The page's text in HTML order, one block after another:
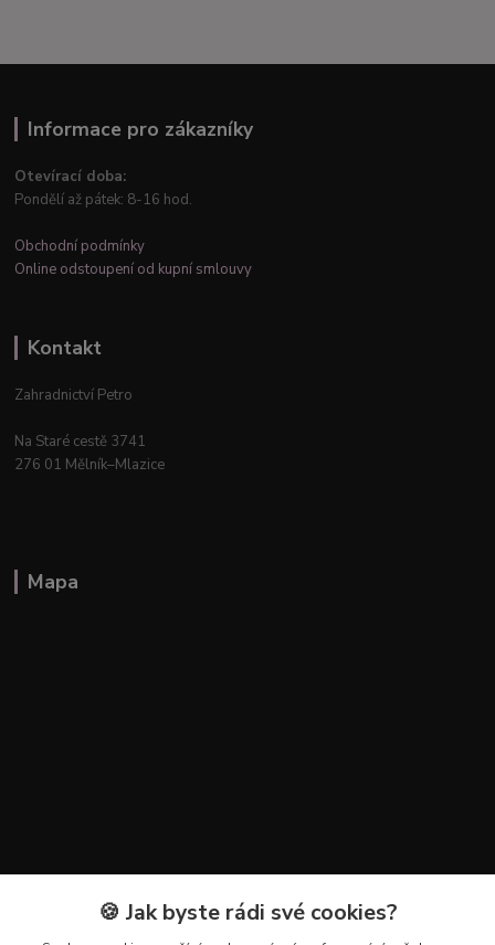
Informace pro zákazníky
Otevírací doba:
Pondělí až pátek: 8-16 hod.
Obchodní podmínky
Online odstoupení od kupní smlouvy
Kontakt
Zahradnictví Petro
Na Staré cestě 3741
276 01 Mělník–Mlazice
Mapa
Kontakty🍪 Jak byste rádi své cookies?